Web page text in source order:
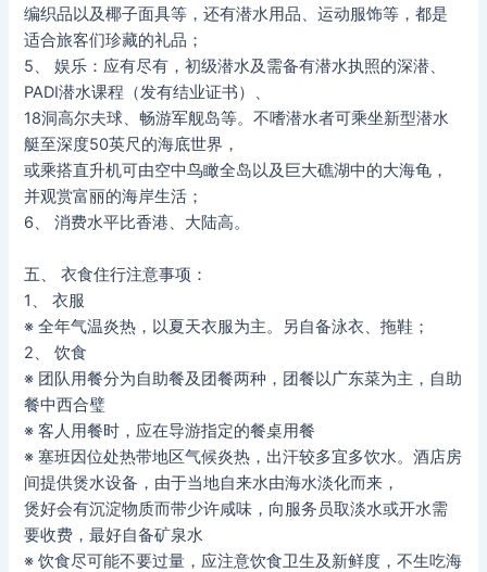
编织品以及椰子面具等，还有潜水用品、运动服饰等，都是
适合旅客们珍藏的礼品；
5、 娱乐：应有尽有，初级潜水及需备有潜水执照的深潜、
PADI潜水课程（发有结业证书）、
18洞高尔夫球、畅游军舰岛等。不嗜潜水者可乘坐新型潜水
艇至深度50英尺的海底世界，
或乘搭直升机可由空中鸟瞰全岛以及巨大礁湖中的大海龟，
并观赏富丽的海岸生活；
6、 消费水平比香港、大陆高。
五、 衣食住行注意事项：
1、 衣服
※ 全年气温炎热，以夏天衣服为主。另自备泳衣、拖鞋；
2、 饮食
※ 团队用餐分为自助餐及团餐两种，团餐以广东菜为主，自助
餐中西合璧
※ 客人用餐时，应在导游指定的餐桌用餐
※ 塞班因位处热带地区气候炎热，出汗较多宜多饮水。酒店房
间提供煲水设备，由于当地自来水由海水淡化而来，
煲好会有沉淀物质而带少许咸味，向服务员取淡水或开水需
要收费，最好自备矿泉水
※ 饮食尽可能不要过量，应注意饮食卫生及新鲜度，不生吃海